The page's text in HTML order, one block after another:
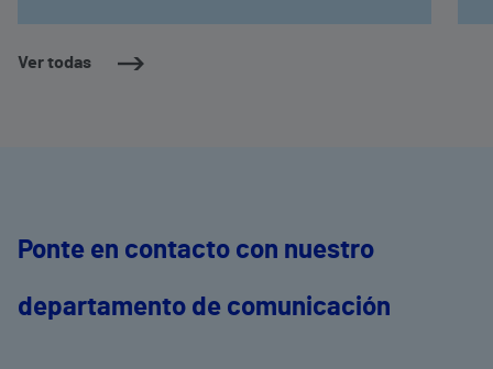
Ver todas
Ponte en contacto con nuestro
departamento de comunicación